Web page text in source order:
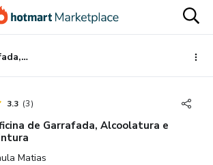
Oficina de Garrafada, Alcoolatura e Tintura
3.3 (3)
de Garrafada, Alcoolatura e
Matias